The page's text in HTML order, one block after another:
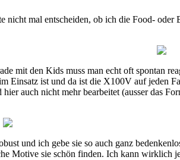
mal entscheiden, ob ich die Food-
mit den Kids muss man echt oft spontan
Einsatz ist und da ist die X100V auf jeden
auch nicht mehr bearbeitet (ausser das
und ich gebe sie so auch ganz
Motive sie schön finden. Ich kann